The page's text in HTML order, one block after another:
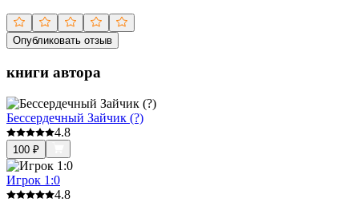
Опубликовать отзыв
книги автора
Бессердечный Зайчик (?)
4.8
100 ₽
Игрок 1:0
4.8